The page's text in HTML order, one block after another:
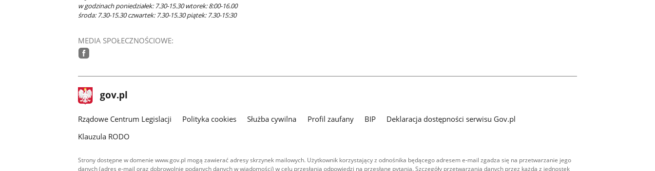
w godzinach poniedziałek: 7.30-15.30 wtorek: 8:00-16.00
środa: 7.30-15.30 czwartek: 7.30-15.30 piątek: 7.30-15:30
MEDIA SPOŁECZNOŚCIOWE:
stopka
gov.pl Strona
gov.pl
Rządowe Centrum Legislacji Polityka cookies Służba cywilna Profil zaufany BIP
Deklaracja dostępności serwisu Gov.pl
Klauzula RODO
Strony dostępne w domenie www.gov.pl mogą zawierać adresy skrzynek mailowych. Użytkownik korzystający z odnośnika będącego adresem e-mail zgadza się na przetwarzanie jego
danych (adres e-mail oraz dobrowolnie podanych danych w wiadomości) w celu przesłania odpowiedzi na przesłane pytania. Szczegóły przetwarzania danych przez każdą z jednostek